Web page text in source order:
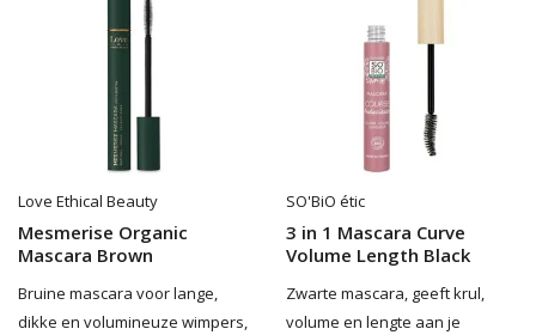
Love Ethical Beauty
Mesmerise Organic
Mascara Brown
Bruine mascara voor lange,
dikke en volumineuze wimpers,
SO'BiO étic
3 in 1 Mascara Curve
Volume Length Black
Zwarte mascara, geeft krul,
volume en lengte aan je